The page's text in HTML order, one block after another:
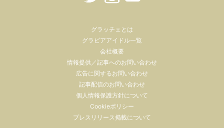
グラッチェとは
グラビアアイドル一覧
会社概要
情報提供／記事へのお問い合わせ
広告に関するお問い合わせ
記事配信のお問い合わせ
個人情報保護方針について
Cookieポリシー
プレスリリース掲載について